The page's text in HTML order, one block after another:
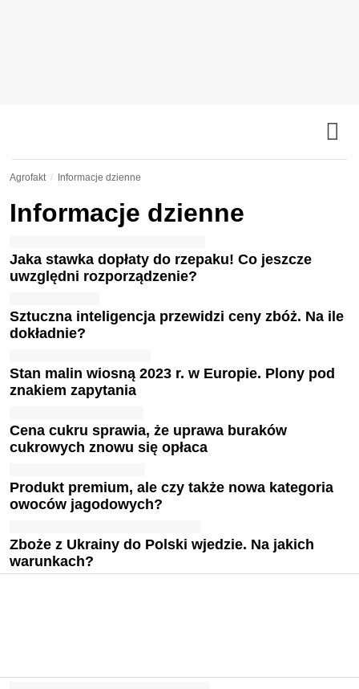
Agrofakt Informacje dzienne
Informacje dzienne
Jaka stawka dopłaty do rzepaku! Co jeszcze
uwzględni rozporządzenie?
Sztuczna inteligencja przewidzi ceny zbóż. Na ile
dokładnie?
Stan malin wiosną 2023 r. w Europie. Plony pod
znakiem zapytania
Cena cukru sprawia, że uprawa buraków
cukrowych znowu się opłaca
Produkt premium, ale czy także nowa kategoria
owoców jagodowych?
Zboże z Ukrainy do Polski wjedzie. Na jakich
warunkach?